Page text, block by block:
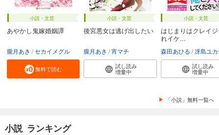
小説・文芸
あやかし鬼嫁婚姻譚
朧月あき セカイメグル
無料で読む
小説・文芸
後宮悪女は逃げ出したい
朧月あき 宵マチ
試し読み
増量中
小説・文芸
はじまりはクレイ
れイケ...
森田あひる 冴島ユ
試し読み
増量中
「小説」無料一覧へ
小説 ランキング